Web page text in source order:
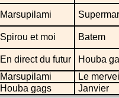
Marsupilami
Spirou et moi Batem
En direct du futur
Houba
Marsupilami
Le
Houba gags Janvier